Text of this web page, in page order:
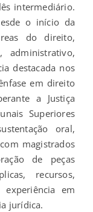
intermediário.
o início da
do direito,
administrativo,
destacada nos
em direito
a Justiça
Superiores
oral,
magistrados
de peças
recursos,
em
jurídica.